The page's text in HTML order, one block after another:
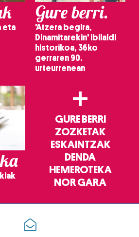
eta
Gure berri.
'Atzera begira,
Dinamitarekin' ibilaldi
historikoa, 36ko
gerraren 90.
urteurrenean
+
GURE BERRI
ZOZKETAK
ESKAINTZAK
DENDA
HEMEROTEKA
NOR GARA